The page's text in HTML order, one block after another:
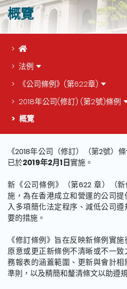
概覽
首頁
法例
《公司條例》(第622章)
2018年公司(修訂) (第2號)條例
概覽
這個頁面的主要內容
《2018年公司（修訂）（第2號）
已於2019年2月1日實施。
新《公司條例》（第622 章）（
施，為在香港成立和營運的公司
入多項簡化法定程序、減低公司
要的措施。
《修訂條例》旨在反映新條例實
原意或更正新條例不清晰或不一
務報表的涵蓋範圍、更新與會計
準則，以及精簡和釐清條文以助遵